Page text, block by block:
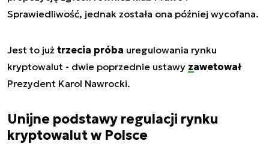
Sprawiedliwość, jednak została ona później wycofana.
Jest to już trzecia próba uregulowania rynku
kryptowalut - dwie poprzednie ustawy zawetował
Prezydent Karol Nawrocki.
Unijne podstawy regulacji rynku
kryptowalut w Polsce